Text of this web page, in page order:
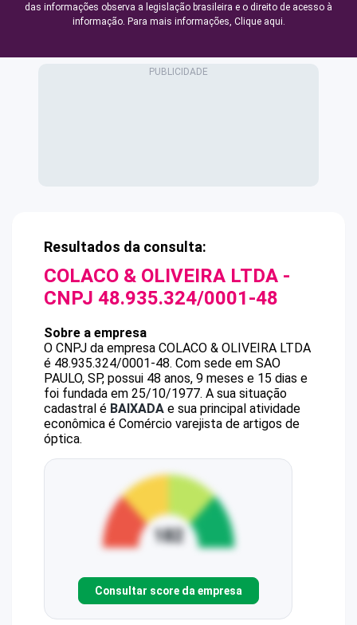
das informações observa a legislação brasileira e o direito de acesso à
informação. Para mais informações, Clique aqui.
Resultados da consulta:
COLACO & OLIVEIRA LTDA -
CNPJ 48.935.324/0001-48
Sobre a empresa
O CNPJ da empresa COLACO & OLIVEIRA LTDA
é 48.935.324/0001-48. Com sede em SAO
PAULO, SP, possui 48 anos, 9 meses e 15 dias e
foi fundada em 25/10/1977. A sua situação
cadastral é BAIXADA e sua principal atividade
econômica é Comércio varejista de artigos de
óptica.
Consultar score da empresa